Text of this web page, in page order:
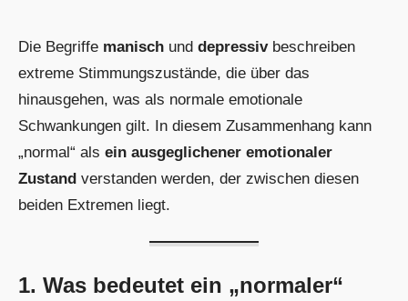
Die Begriffe manisch und depressivbeschreiben
extreme Stimmungszustände, die über das
hinausgehen, was als normale emotionale
Schwankungen gilt. In diesem Zusammenhang kann
„normal“ als ein ausgeglichener emotionaler
Zustand verstanden werden, der zwischen diesen
beiden Extremen liegt.
1. Was bedeutet ein „normaler“